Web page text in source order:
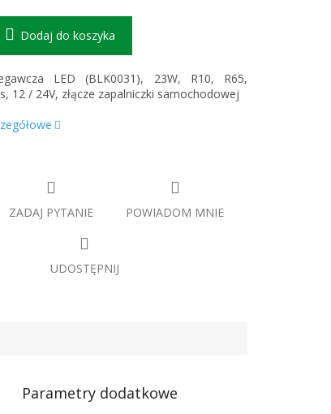
Dodaj do koszyka
LED (BLK0031), 23W, R10, R65,
12 / 24V, złącze zapalniczki samochodowej
ZADAJ PYTANIE POWIADOM MNIE
UDOSTĘPNIJ
Parametry dodatkowe